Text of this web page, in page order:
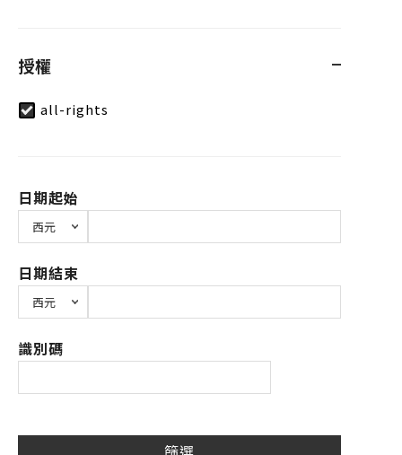
授權
all-rights
日期起始
日期結束
識別碼